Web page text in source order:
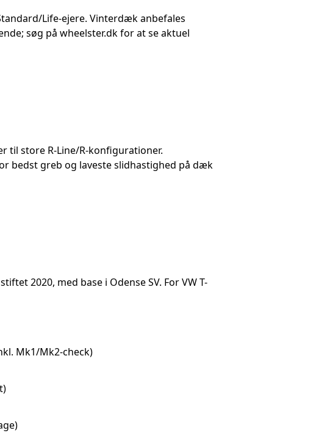
Life-ejere. Vinterdæk anbefales
søg på wheelster.dk for at se aktuel
til store R-Line/R-konfigurationer.
bedst greb og laveste slidhastighed på dæk
2020, med base i Odense SV. For VW T-
Mk1/Mk2-check)